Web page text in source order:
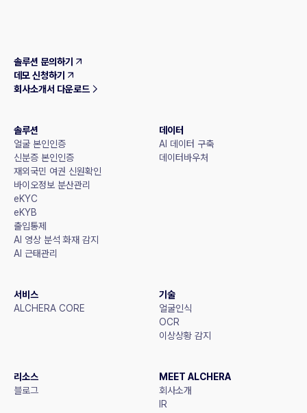
솔루션 문의하기
데모 신청하기
회사소개서 다운로드
솔루션
얼굴 본인인증
신분증 본인인증
재외국민 여권 신원확인
바이오정보 분산관리
eKYC
eKYB
출입통제
AI 영상 분석 화재 감지
AI 근태관리
데이터
AI 데이터 구축
데이터바우처
서비스
ALCHERA CORE
기술
얼굴인식
OCR
이상상황 감지
리소스
블로그
MEET ALCHERA
회사소개
IR